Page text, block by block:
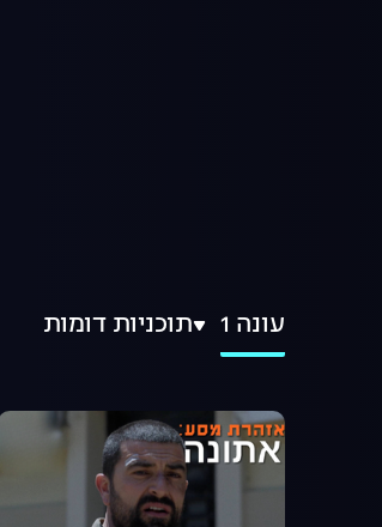
עונה 1 תוכניות דומות